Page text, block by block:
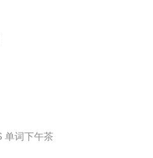
单词下午茶